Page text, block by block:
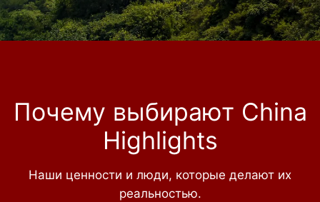
Почему выбирают China
Highlights
Наши ценности и люди, которые делают их
реальностью.